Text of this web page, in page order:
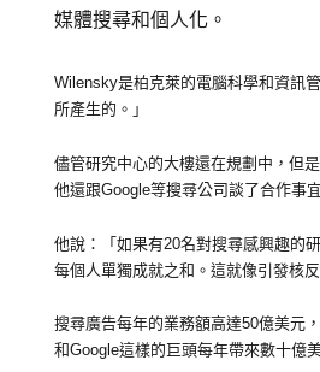
媒體搜尋和個人化。
Wilensky是柏克萊的電腦科學和資訊
所產生的。」
儘管研究中心的大樓還在規劃中，但
他還跟Google等搜尋公司談了合作事
他說：「如果有20名對搜尋感興趣的
每個人單獨成就之和。這就像引發核
搜尋廣告每年的業務額高達50億美元
和Google這樣的巨頭每年帶來數十億